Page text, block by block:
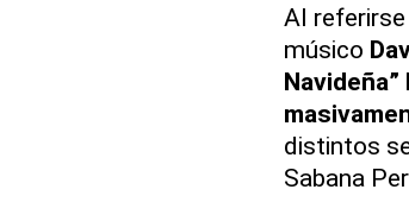
Al
músico
distintos
Sabana